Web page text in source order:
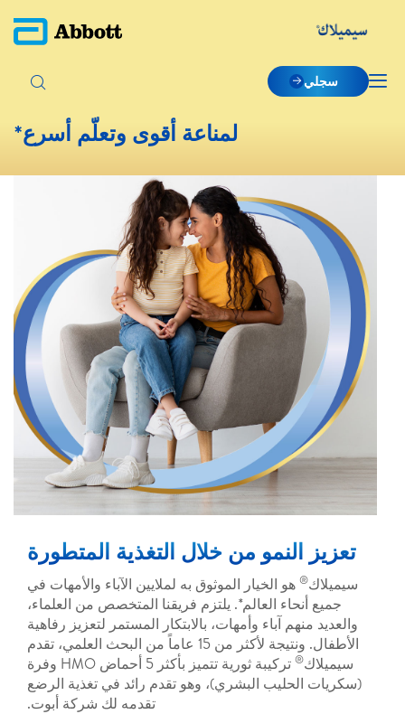
سجلي
لمناعة أقوى وتعلّم أسرع*
تعزيز النمو من خلال التغذية المتطورة
سيميلاك® هو الخيار الموثوق به لملايين الآباء والأمهات في
جميع أنحاء العالم*. يلتزم فريقنا المتخصص من العلماء،
والعديد منهم آباء وأمهات، بالابتكار المستمر لتعزيز رفاهية
الأطفال. ونتيجة لأكثر من 15 عاماً من البحث العلمي، تقدم
سيميلاك®
تركيبة ثورية تتميز بأكثر 5 أحماض HMO وفرة
(سكريات الحليب البشري)، وهو تقدم رائد في تغذية الرضع
تقدمه لك شركة أبوت.